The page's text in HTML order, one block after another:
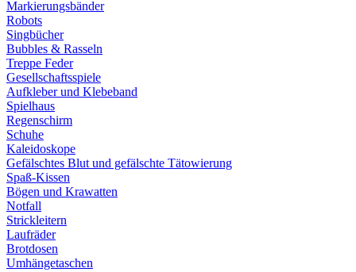
Markierungsbänder
Robots
Singbücher
Bubbles & Rasseln
Treppe Feder
Gesellschaftsspiele
Aufkleber und Klebeband
Spielhaus
Regenschirm
Schuhe
Kaleidoskope
Gefälschtes Blut und gefälschte Tätowierung
Spaß-Kissen
Bögen und Krawatten
Notfall
Strickleitern
Laufräder
Brotdosen
Umhängetaschen